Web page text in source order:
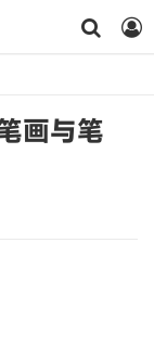
画与笔